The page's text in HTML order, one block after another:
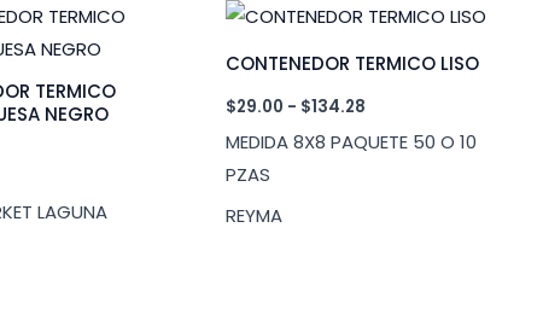
TERMICO
NEGRO
LAGUNA
CONTENEDOR TERMICO LISO
$29.00 - $134.28Rango
precios:
MEDIDA 8X8 PAQUETE 50 O 10
PZAS
REYMA